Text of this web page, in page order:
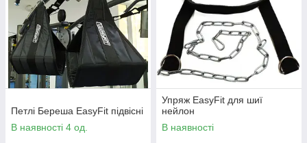
Петлі Береша EasyFit підвісні
В наявності 4 од.
Упряж EasyFit для шиї
нейлон
В наявності